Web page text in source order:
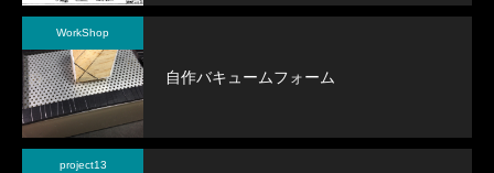
WorkShop
自作バキュームフォーム
project13